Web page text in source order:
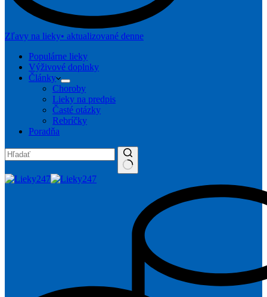
Zľavy na lieky• aktualizované denne
Populárne lieky
Výživové doplnky
Články
Choroby
Lieky na predpis
Časté otázky
Rebríčky
Poradňa
No